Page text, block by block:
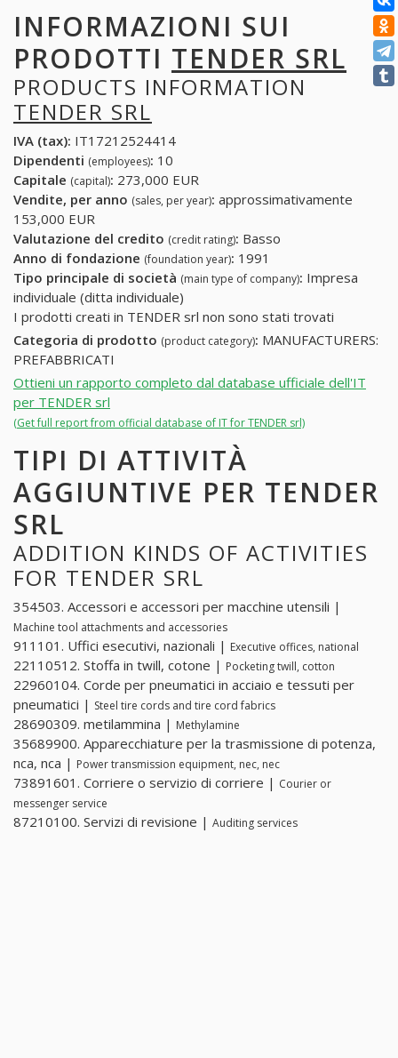
INFORMAZIONI SUI
PRODOTTI TENDER SRL
PRODUCTS INFORMATION
TENDER SRL
IVA (tax): IT17212524414
Dipendenti (employees): 10
Capitale (capital): 273,000 EUR
Vendite, per anno (sales, per year): approssimativamente
153,000 EUR
Valutazione del credito (credit rating): Basso
Anno di fondazione (foundation year): 1991
Tipo principale di società (main type of company): Impresa
individuale (ditta individuale)
I prodotti creati in TENDER srl non sono stati trovati
Categoria di prodotto (product category): MANUFACTURERS:
PREFABBRICATI
Ottieni un rapporto completo dal database ufficiale dell'IT
per TENDER srl
(Get full report from official database of IT for TENDER srl)
TIPI DI ATTIVITÀ
AGGIUNTIVE PER TENDER
SRL
ADDITION KINDS OF ACTIVITIES
FOR TENDER SRL
354503. Accessori e accessori per macchine utensili |
Machine tool attachments and accessories
911101. Uffici esecutivi, nazionali | Executive offices, national
22110512. Stoffa in twill, cotone | Pocketing twill, cotton
22960104. Corde per pneumatici in acciaio e tessuti per
pneumatici | Steel tire cords and tire cord fabrics
28690309. metilammina | Methylamine
35689900. Apparecchiature per la trasmissione di potenza,
nca, nca | Power transmission equipment, nec, nec
73891601. Corriere o servizio di corriere | Courier or
messenger service
87210100. Servizi di revisione | Auditing services